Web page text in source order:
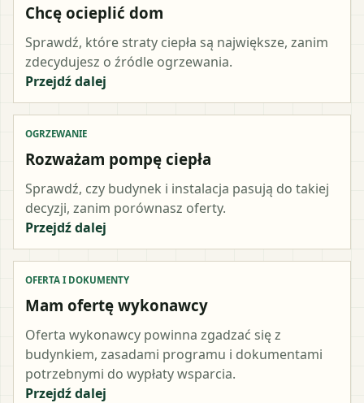
Chcę ocieplić dom
Sprawdź, które straty ciepła są największe, zanim
zdecydujesz o źródle ogrzewania.
Przejdź dalej
OGRZEWANIE
Rozważam pompę ciepła
Sprawdź, czy budynek i instalacja pasują do takiej
decyzji, zanim porównasz oferty.
Przejdź dalej
OFERTA I DOKUMENTY
Mam ofertę wykonawcy
Oferta wykonawcy powinna zgadzać się z
budynkiem, zasadami programu i dokumentami
potrzebnymi do wypłaty wsparcia.
Przejdź dalej